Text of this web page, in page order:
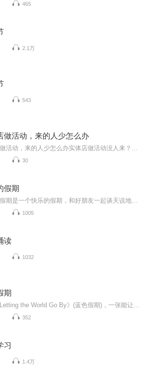
465
2.1万
543
做活动，来的人少怎么办
30
假期
1005
读
1032
期
352
习
1.4万